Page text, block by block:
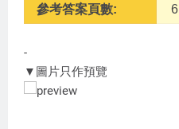
參考答案頁數: 6
-
▼圖片只作預覽